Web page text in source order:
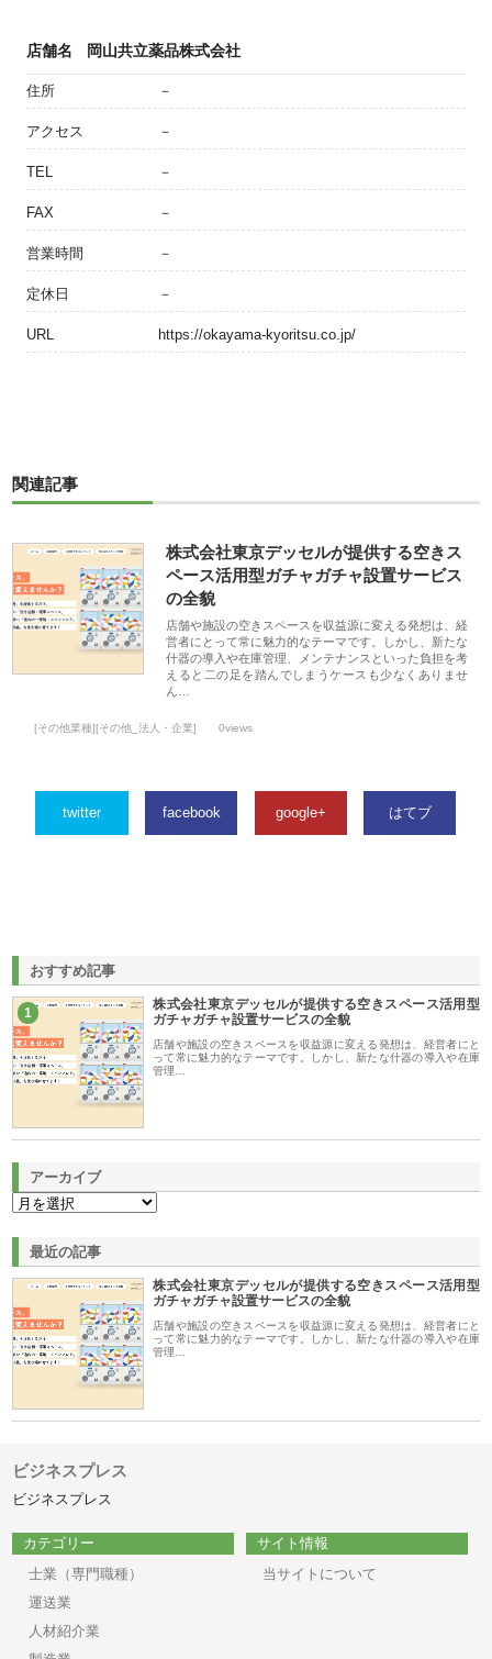
店舗名 岡山共立薬品株式会社
住所 －
アクセス －
TEL －
FAX －
営業時間 －
定休日 －
URL https://okayama-kyoritsu.co.jp/
関連記事
株式会社東京デッセルが提供する空きス
ペース活用型ガチャガチャ設置サービス
の全貌
店舗や施設の空きスペースを収益源に変える発想は、経
営者にとって常に魅力的なテーマです。しかし、新たな
什器の導入や在庫管理、メンテナンスといった負担を考
えると二の足を踏んでしまうケースも少なくありませ
ん…
[その他業種][その他_法人・企業] 0views
twitter facebook google+ はてブ
おすすめ記事
1
株式会社東京デッセルが提供する空きスペース活用型
ガチャガチャ設置サービスの全貌
店舗や施設の空きスペースを収益源に変える発想は、経営者にと
って常に魅力的なテーマです。しかし、新たな什器の導入や在庫
管理…
アーカイブ
最近の記事
株式会社東京デッセルが提供する空きスペース活用型
ガチャガチャ設置サービスの全貌
店舗や施設の空きスペースを収益源に変える発想は、経営者にと
って常に魅力的なテーマです。しかし、新たな什器の導入や在庫
管理…
ビジネスプレス
ビジネスプレス
カテゴリー
士業（専門職種）
運送業
人材紹介業
サイト情報
当サイトについて